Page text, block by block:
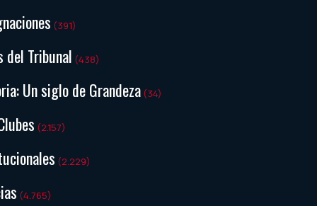
(391)
del Tribunal (438)
Un siglo de Grandeza (34)
(2.157)
(2.229)
(4.765)